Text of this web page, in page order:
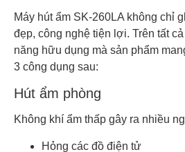
Máy hút ẩm SK-260LA không chỉ
đẹp, công nghệ tiện lợi. Trên tất
năng hữu dụng mà sản phẩm
3 công dụng sau:
Hút ẩm phòng
Không khí ẩm thấp gây ra nhiều
Hỏng các đồ điện tử